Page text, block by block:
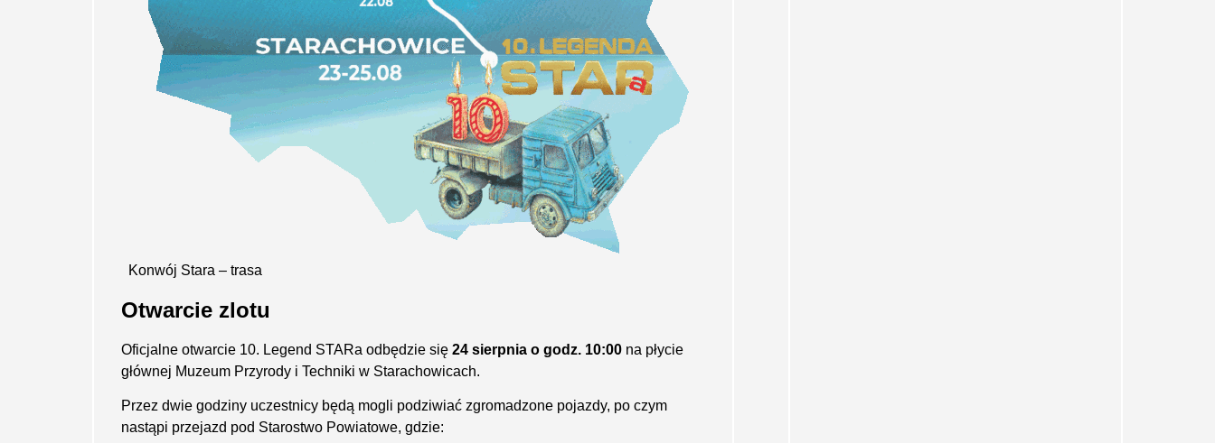
Konwój Stara – trasa
Otwarcie zlotu
Oficjalne otwarcie 10. Legend STARa odbędzie się 24 sierpnia o godz. 10:00 na płycie
głównej Muzeum Przyrody i Techniki w Starachowicach.
Przez dwie godziny uczestnicy będą mogli podziwiać zgromadzone pojazdy, po czym
nastąpi przejazd pod Starostwo Powiatowe, gdzie: